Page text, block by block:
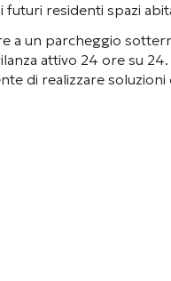
residenti spazi
a un parcheggio
attivo 24 ore su 24
di realizzare